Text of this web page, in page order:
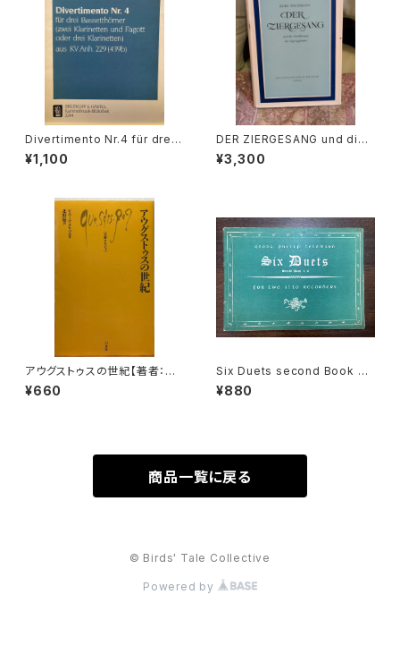
Divertimento Nr.4 für drei
Basetthörner(zwei klarinet
ten und Fagotto oder drei
madeus Mozart】出版社：BR
EITKOPF&HÄRTEL 1987年
¥1,100
DER ZIERGESANG und die
Ausfuhrung der Appoggiat
ura【著者：Kurt Wichmann】出
¥3,300
アウグストゥスの世紀【著者：ピ
エール・グリマル, 訳：北野徹】出
版社：白水社 2004年
¥660
Six Duets second Book 4=
6 for two Alto Recorders
【著者：Georg Philipp Telem
¥880
商品一覧に戻る
© Birds' Tale Collective
Powered by